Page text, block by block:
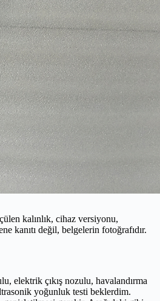
kalınlık, cihaz versiyonu,
kanıtı değil, belgelerin fotoğrafıdır.
elektrik çıkış nozulu, havalandırma
yoğunluk testi beklerdim.